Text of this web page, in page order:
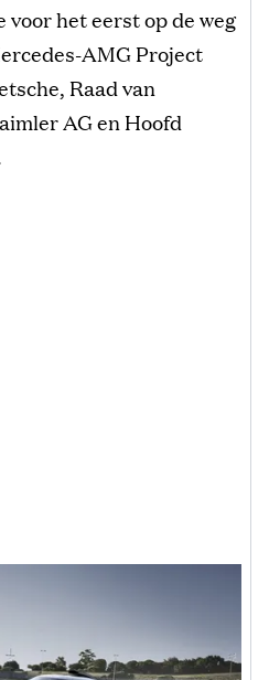
voor het eerst op de weg
AMG Project
Raad van
AG en Hoofd